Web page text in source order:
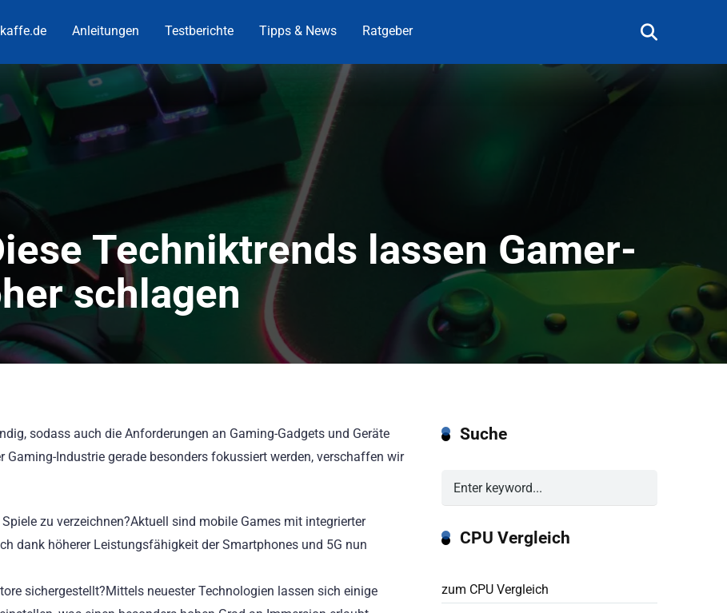
Anleitungen Testberichte Tipps & News Ratgeber
Techniktrends lassen Gamer-
schlagen
sodass auch die Anforderungen an Gaming-Gadgets und Geräte
Gaming-Industrie gerade besonders fokussiert werden, verschaffen wir
zu verzeichnen?Aktuell sind mobile Games mit integrierter
dank höherer Leistungsfähigkeit der Smartphones und 5G nun
sichergestellt?Mittels neuester Technologien lassen sich einige
Suche
CPU Vergleich
zum CPU Vergleich